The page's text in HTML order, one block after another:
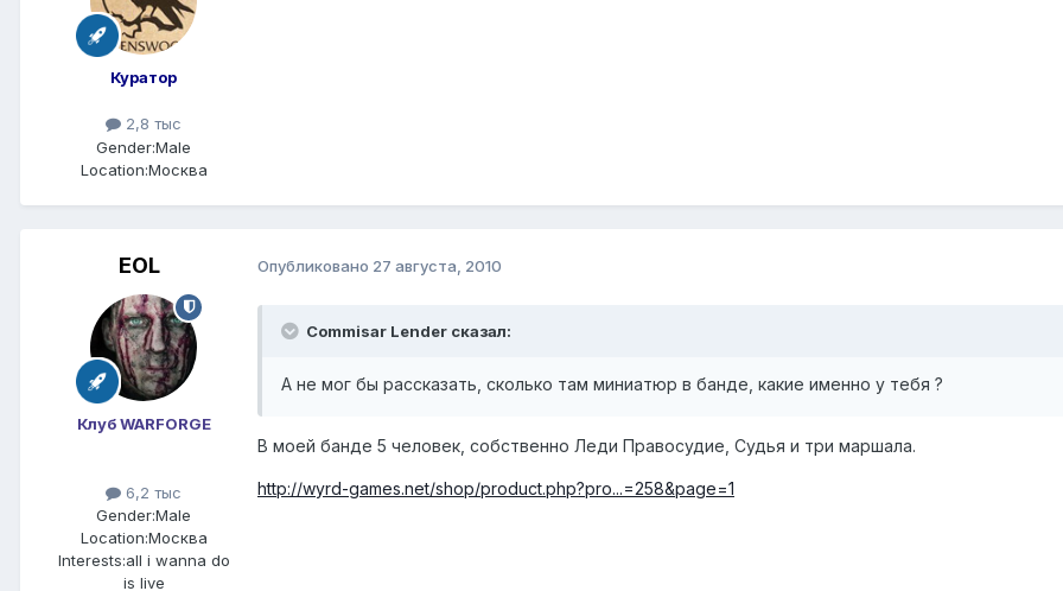
Куратор
2,8 тыс
Gender:Male
Location:Москва
EOL
Клуб WARFORGE
6,2 тыс
Gender:Male
Location:Москва
Interests:all i wanna do
is live
Опубликовано 27 августа, 2010
Commisar Lender сказал:
А не мог бы рассказать, сколько там миниатюр в банде, какие именно у тебя ?
В моей банде 5 человек, собственно Леди Правосудие, Судья и три маршала.
http://wyrd-games.net/shop/product.php?pro...=258&page=1